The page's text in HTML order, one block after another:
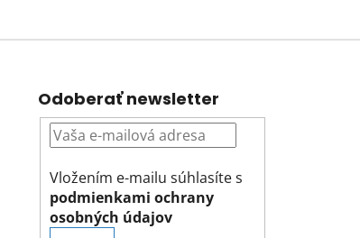
Odoberať newsletter
Vložením e-mailu súhlasíte s
podmienkami ochrany
osobných údajov